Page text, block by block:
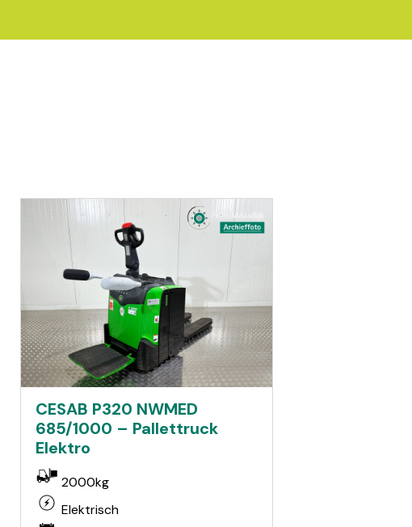
CESAB P320 NWMED
685/1000 – Pallettruck
Elektro
2000kg
Elektrisch